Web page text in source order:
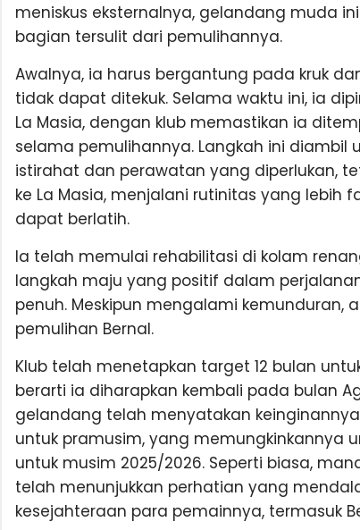
meniskus eksternalnya, gelandang muda
bagian tersulit dari pemulihannya.
Awalnya, ia harus bergantung pada kruk
tidak dapat ditekuk. Selama waktu ini, ia
La Masia, dengan klub memastikan ia
selama pemulihannya. Langkah ini diambil
istirahat dan perawatan yang diperlukan,
ke La Masia, menjalani rutinitas yang lebih
dapat berlatih.
Ia telah memulai rehabilitasi di kolam
langkah maju yang positif dalam
penuh. Meskipun mengalami kemunduran,
pemulihan Bernal.
Klub telah menetapkan target 12 bulan
berarti ia diharapkan kembali pada bulan
gelandang telah menyatakan
untuk pramusim, yang memungkinkannya
untuk musim 2025/2026. Seperti biasa,
telah menunjukkan perhatian yang
kesejahteraan para pemainnya, termasuk